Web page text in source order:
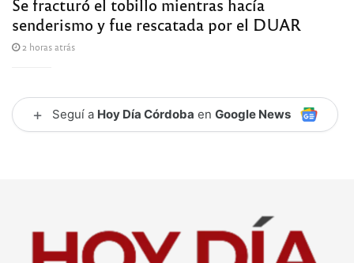
Se fracturó el tobillo mientras hacía
senderismo y fue rescatada por el DUAR
2 horas atrás
+ Seguí a Hoy Día Córdoba en Google News